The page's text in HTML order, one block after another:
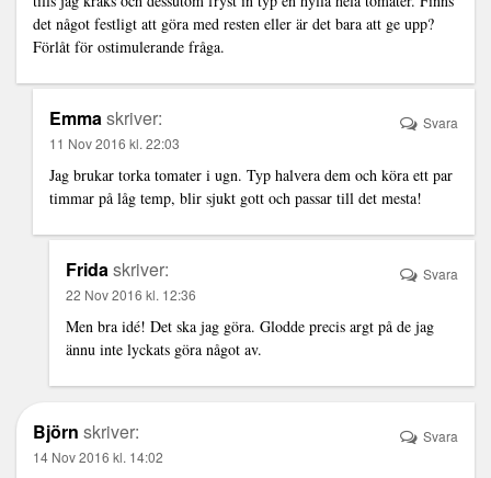
det något festligt att göra med resten eller är det bara att ge upp?
Förlåt för ostimulerande fråga.
Emmaskriver:
11 Nov 2016 kl. 22:03
Jag brukar torka tomater i ugn. Typ halvera dem och köra ett par
timmar på låg temp, blir sjukt gott och passar till det mesta!
Svara
Fridaskriver:
22 Nov 2016 kl. 12:36
Men bra idé! Det ska jag göra. Glodde precis argt på de jag
ännu inte lyckats göra något av.
Svara
Björn skriver:
14 Nov 2016 kl. 14:02
Svara